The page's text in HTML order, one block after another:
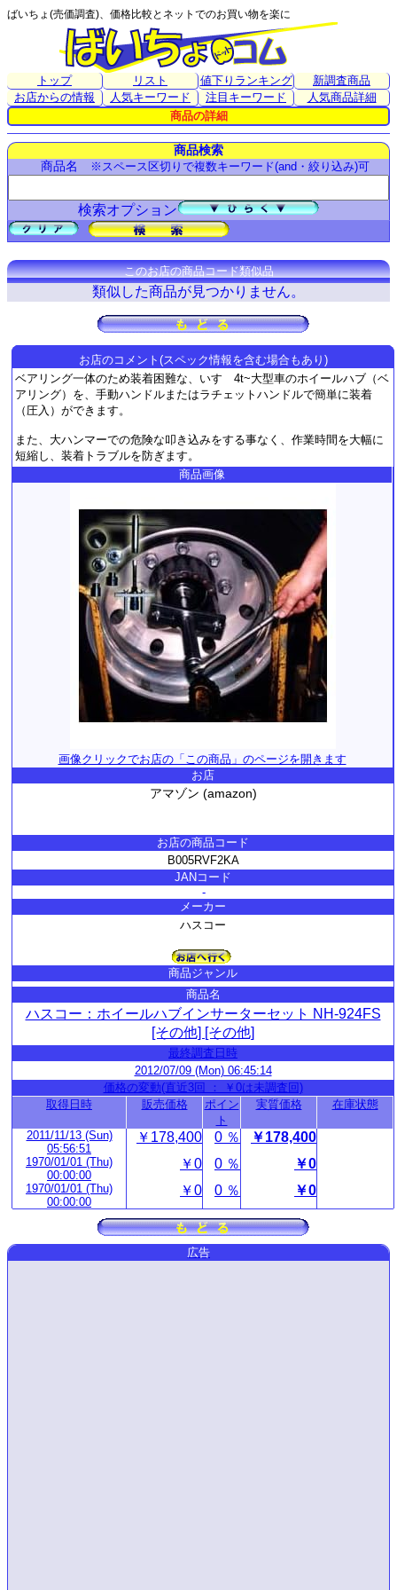
ばいちょ(売価調査)、価格比較とネットでのお買い物を楽に
トップ リスト 値下りランキング
新調査商品
お店からの情報
人気キーワード 注目キーワード
人気商品詳細
商品の詳細
お店のコメント(スペック情報を含む場合もあり)
ベアリング一体のため装着困難な、いすゞ4t~大型車のホイールハブ（ベ
アリング）を、手動ハンドルまたはラチェットハンドルで簡単に装着
（圧入）ができます。
また、大ハンマーでの危険な叩き込みをする事なく、作業時間を大幅に
短縮し、装着トラブルを防ぎます。
商品画像
画像クリックでお店の「この商品」のページを開きます
お店
アマゾン (amazon)
お店の商品コード
B005RVF2KA
JANコード
-
メーカー
ハスコー
商品ジャンル
商品名
ハスコー：ホイールハブインサーターセット NH-924FS
[その他] [その他]
最終調査日時
2012/07/09 (Mon) 06:45:14
価格の変動(直近3回 ： ￥0は未調査回)
取得日時
販売価格
ポイン
ト
実質価格 在庫状態
2011/11/13 (Sun)
05:56:51
￥178,400 0 ％ ￥178,400
1970/01/01 (Thu)
00:00:00
￥0 0 ％ ￥0
1970/01/01 (Thu)
00:00:00
￥0 0 ％ ￥0
商品検索
商品名
※スペース区切りで複数キーワード(and・絞り込み)可
検索オプション
このお店の商品コード類似品
類似した商品が見つかりません。
広告